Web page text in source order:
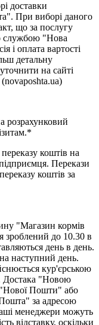
доставки
При виборі даного
що за послугу
службою "Нова
і оплата вартості
детальну
на сайті
розрахунковий
коштів на
Перекази
коштів за
"Магазин кормів
зроблений до 10.30 в
день в день.
наступний день.
кур'єрською
Достака "Новою
Пошти" або
за адресою
менеджери можуть
відставку, оскільки